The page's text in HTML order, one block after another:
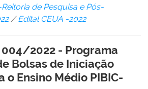
de Pesquisa e Pós-
/Edital CEUA -2022
004/2022 - Programa
Bolsas de Iniciação
o Ensino Médio PIBIC-